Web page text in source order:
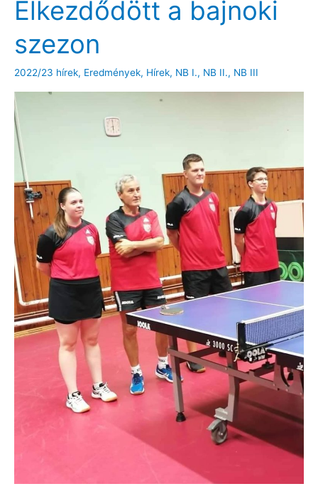
NB
I.-
ben
Elkezdődött a bajnoki
szezon
2022/23 hírek, Eredmények, Hírek, NB I., NB II., NB III